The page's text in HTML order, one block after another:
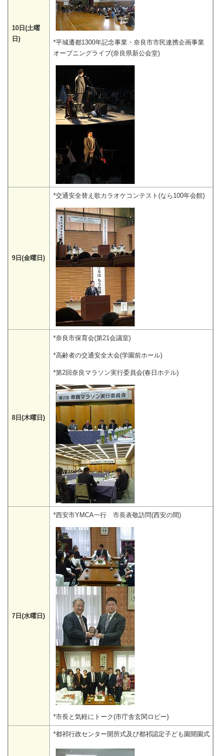
10日(土曜
日)
*平城遷都1300年記念事業・奈良市市民連携企画事業
オープニングライブ(奈良県新公会堂)
9日(金曜日)
*交通安全替え歌カラオケコンテスト(なら100年会館)
8日(木曜日)
*奈良市保育会(第21会議室)
*高齢者の交通安全大会(学園前ホール)
*第2回奈良マラソン実行委員会(春日ホテル)
7日(水曜日)
*西安市YMCA一行 市長表敬訪問(西安の間)
*市長と気軽にトーク(市庁舎玄関ロビー)
*都祁行政センター開所式及び都祁認定子ども園開園式